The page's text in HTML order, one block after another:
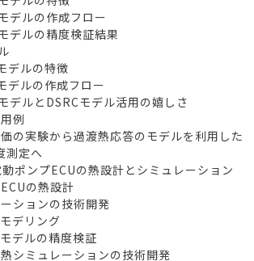
ルの作成フロー
ルの精度検証結果
ルの特徴
ルの作成フロー
とDSRCモデル活用の嬉しさ
例
実験から過渡熱応答のモデルを利用した
測定へ
ポンプECUの熱設計とシミュレーション
の熱設計
ションの技術開発
リング
ルの精度検証
ミュレーションの技術開発